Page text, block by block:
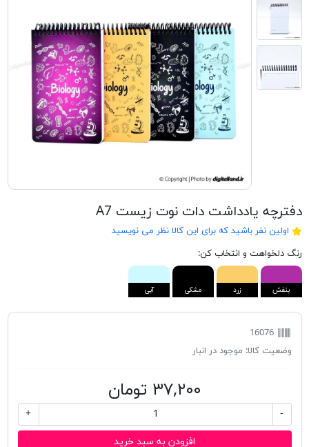
دفترچه یادداشت دات نوت زیست A7
اولین نفر باشید که برای این کالا نظر می نویسید
رنگ دلخواهت و انتخاب کن:
بنفش زرد مشکی آبی
16076
وضعیت کالا: موجود در انبار
۳۷,۲۰۰ تومان
-
+
افزودن به سبد خرید